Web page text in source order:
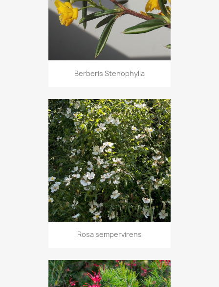
Berberis Stenophylla
Rosa sempervirens